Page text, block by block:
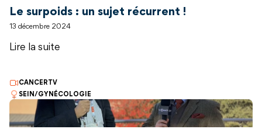
Le surpoids : un sujet récurrent !
13 décembre 2024
Lire la suite
CANCERTV
SEIN/GYNÉCOLOGIE